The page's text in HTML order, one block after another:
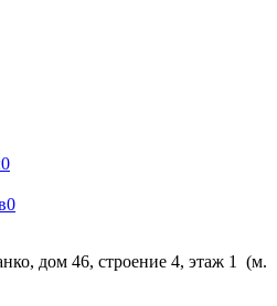
0
0
дом 46, строение 4, этаж 1 (м.